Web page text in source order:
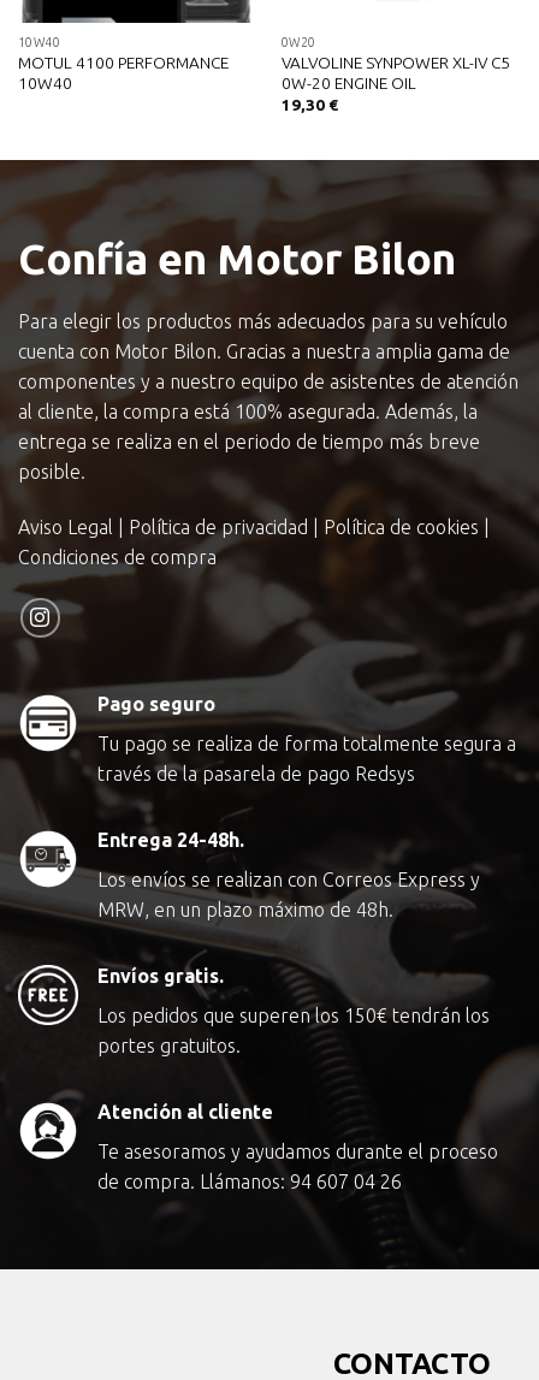
10W40
MOTUL 4100 PERFORMANCE
10W40
0W20
VALVOLINE SYNPOWER XL-IV C5
0W-20 ENGINE OIL
19,30 €
Confía en Motor Bilon
Para elegir los productos más adecuados para su vehículo
cuenta con Motor Bilon. Gracias a nuestra amplia gama de
componentes y a nuestro equipo de asistentes de atención
al cliente, la compra está 100% asegurada. Además, la
entrega se realiza en el periodo de tiempo más breve
posible.
Aviso Legal Política de privacidad Política de cookies
Condiciones de compra
Pago seguro
Tu pago se realiza de forma totalmente segura a
través de la pasarela de pago Redsys
Entrega 24-48h.
Los envíos se realizan con Correos Express y
MRW, en un plazo máximo de 48h.
Envíos gratis.
Los pedidos que superen los 150€tendrán los
portes gratuitos.
Atención al cliente
Te asesoramos y ayudamos durante el proceso
de compra. Llámanos: 94 607 04 26
CONTACTO